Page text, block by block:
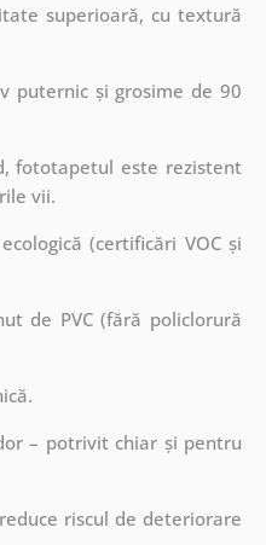
superioară, cu textură
puternic și grosime de 90
fototapetul este rezistent
vii.
(certificări VOC și
de PVC (fără policlorură
– potrivit chiar și pentru
riscul de deteriorare